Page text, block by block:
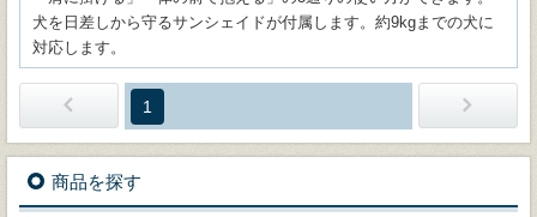
犬を日差しから守るサンシェイドが付属します。約9kgまでの犬に
対応します。
1
商品を探す